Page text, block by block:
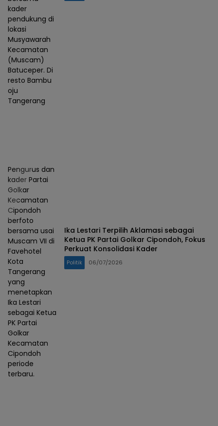
kader
pendukung di
lokasi
Musyawarah
Kecamatan
(Muscam)
Batuceper. Di
resto Bambu
oju
Tangerang
Pengurus dan
kader Partai
Golkar
Kecamatan
Cipondoh
berfoto
bersama usai
Muscam VII di
Favehotel
Kota
Tangerang
yang
menetapkan
Ika Lestari
sebagai Ketua
PK Partai
Golkar
Kecamatan
Cipondoh
periode
terbaru.
Ika Lestari Terpilih Aklamasi sebagai
Ketua PK Partai Golkar Cipondoh, Fokus
Perkuat Konsolidasi Kader
Politik 06/07/2026